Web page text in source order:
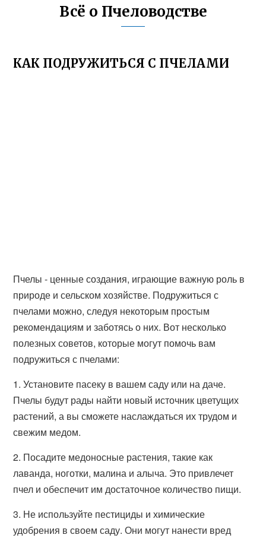
Всё о Пчеловодстве
КАК ПОДРУЖИТЬСЯ С ПЧЕЛАМИ
Пчелы - ценные создания, играющие важную роль в
природе и сельском хозяйстве. Подружиться с
пчелами можно, следуя некоторым простым
рекомендациям и заботясь о них. Вот несколько
полезных советов, которые могут помочь вам
подружиться с пчелами:
1. Установите пасеку в вашем саду или на даче.
Пчелы будут рады найти новый источник цветущих
растений, а вы сможете наслаждаться их трудом и
свежим медом.
2. Посадите медоносные растения, такие как
лаванда, ноготки, малина и алыча. Это привлечет
пчел и обеспечит им достаточное количество пищи.
3. Не используйте пестициды и химические
удобрения в своем саду. Они могут нанести вред